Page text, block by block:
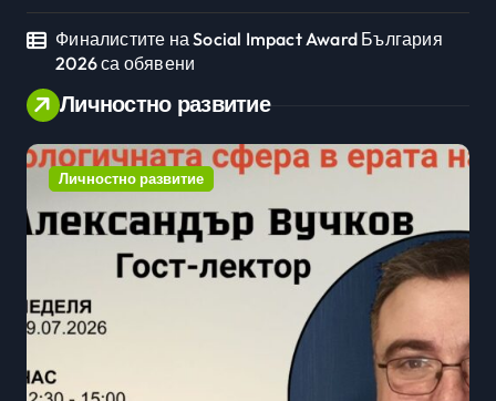
Финалистите на Social Impact Award България
2026 са обявени
Личностно развитие
Личностно развитие